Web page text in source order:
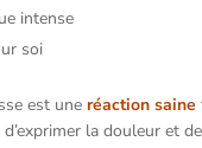
intense
soi
est uneréaction saine
la douleur et